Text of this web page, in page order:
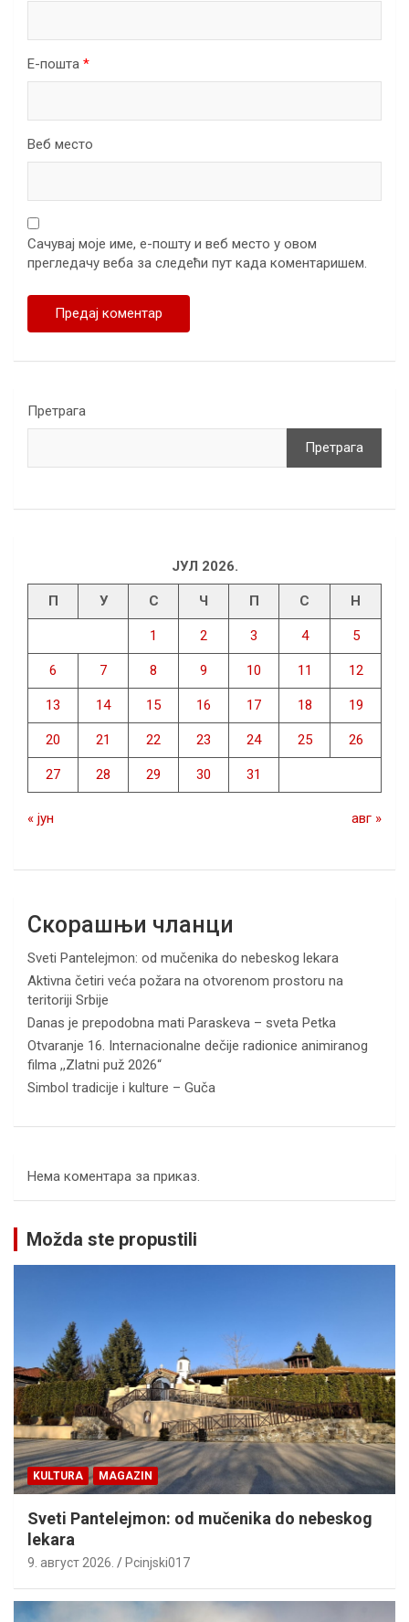
Е-пошта *
Веб место
Сачувај моје име, е-пошту и веб место у овом
прегледачу веба за следећи пут када коментаришем.
Претрага
Претрага
ЈУЛ 2026.
П У С Ч П С Н
1 2 3 4 5
6 7 8 9 10 11 12
13 14 15 16 17 18 19
20 21 22 23 24 25 26
27 28 29 30 31
« јун авг »
Скорашњи чланци
Sveti Pantelejmon: od mučenika do nebeskog lekara
Aktivna četiri veća požara na otvorenom prostoru na
teritoriji Srbije
Danas je prepodobna mati Paraskeva – sveta Petka
Otvaranje 16. Internacionalne dečije radionice animiranog
filma ,,Zlatni puž 2026“
Simbol tradicije i kulture – Guča
Нема коментара за приказ.
Možda ste propustili
KULTURA MAGAZIN
Sveti Pantelejmon: od mučenika do nebeskog
lekara
9. август 2026. Pcinjski017